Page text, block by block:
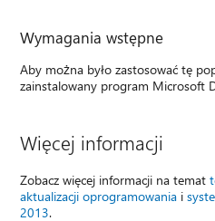
Wymagania wstępne
Aby można było zastosować tę
zainstalowany program Microsoft
Więcej informacji
Zobacz więcej informacji na temat
aktualizacji oprogramowania i
2013.